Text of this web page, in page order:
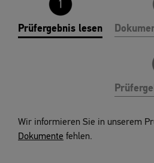
Prüfergebnis lesen
PRÜFERGEBNIS
Wir informieren Sie in unserem
Dokumente fehlen.